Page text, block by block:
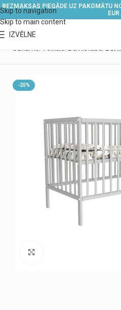
Skip to navigation
Skip to main content
BEZMAKSAS PIEGĀDE UZ PAKOMĀTU
EUR
IZVĒLNE
-20%